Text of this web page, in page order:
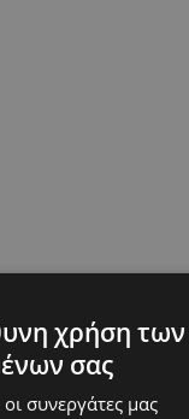
χρήση των
σας
οι συνεργάτες μας